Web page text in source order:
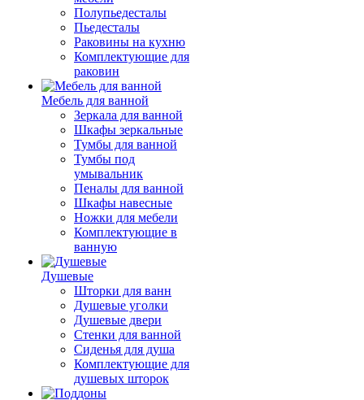
Полупьедесталы
Пьедесталы
Раковины на кухню
Комплектующие для
раковин
Мебель для ванной
Зеркала для ванной
Шкафы зеркальные
Тумбы для ванной
Тумбы под
умывальник
Пеналы для ванной
Шкафы навесные
Ножки для мебели
Комплектующие в
ванную
Душевые
Шторки для ванн
Душевые уголки
Душевые двери
Стенки для ванной
Сиденья для душа
Комплектующие для
душевых шторок